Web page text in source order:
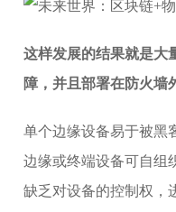
这样发展的结果就是大
障，并且部署在防火墙
单个边缘设备易于被黑
边缘或终端设备可自组
缺乏对设备的控制权，